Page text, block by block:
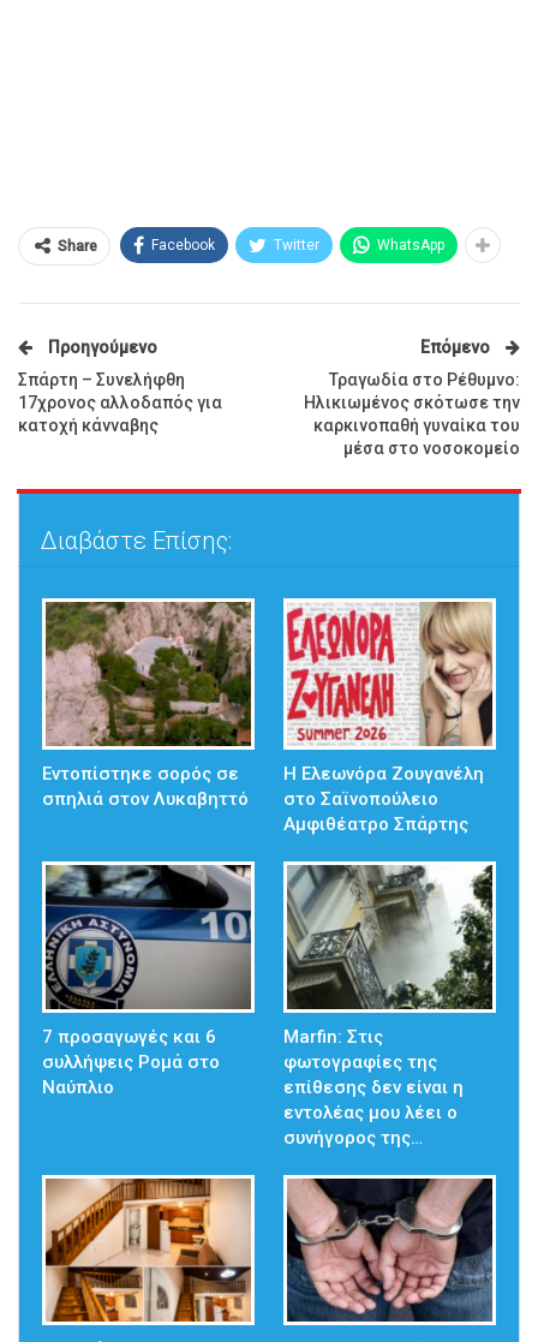
Share Facebook Twitter WhatsApp
Προηγούμενο
Σπάρτη – Συνελήφθη
17χρονος αλλοδαπός για
κατοχή κάνναβης
Επόμενο
Τραγωδία στο Ρέθυμνο:
Ηλικιωμένος σκότωσε την
καρκινοπαθή γυναίκα του
μέσα στο νοσοκομείο
Διαβάστε Επίσης:
Εντοπίστηκε σορός σε
σπηλιά στον Λυκαβηττό
Η Ελεωνόρα Ζουγανέλη
στο Σαϊνοπούλειο
Αμφιθέατρο Σπάρτης
7 προσαγωγές και 6
συλλήψεις Ρομά στο
Ναύπλιο
Marfin: Στις
φωτογραφίες της
επίθεσης δεν είναι η
εντολέας μου λέει ο
συνήγορος της…